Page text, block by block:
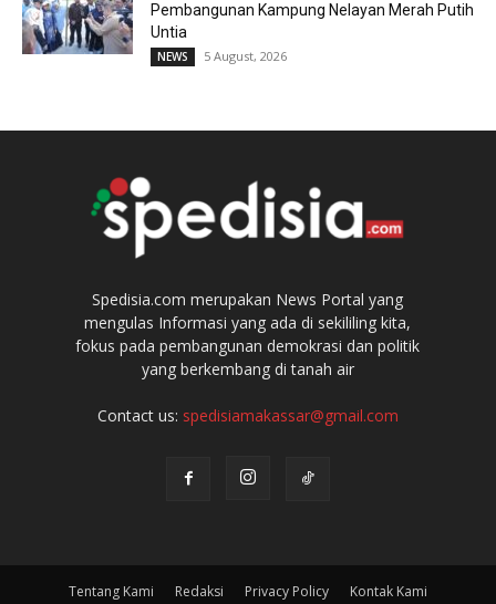
Pembangunan Kampung Nelayan Merah Putih
Untia
NEWS 5 August, 2026
Spedisia.com merupakan News Portal yang
mengulas Informasi yang ada di sekililing kita,
fokus pada pembangunan demokrasi dan politik
yang berkembang di tanah air
Contact us: spedisiamakassar@gmail.com
Tentang Kami Redaksi Privacy Policy Kontak Kami